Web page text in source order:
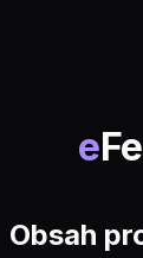
e
Obsah